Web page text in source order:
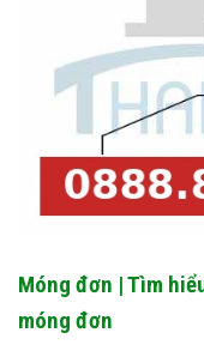
Móng đơn | Tìm
móng đơn